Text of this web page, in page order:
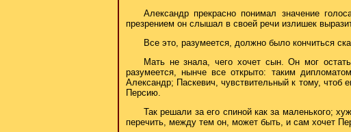
Александр прекрасно понимал значение
презрением он слышал в своей речи излишек
Все это, разумеется, должно было кончиться
Мать не знала, чего хочет сын. Он мог
разумеется, нынче все открыто: таким
Александр; Паскевич, чувствительный к тому, чтоб
Персию.
Так решали за его спиной как за маленького;
перечить, между тем он, может быть, и сам хочет